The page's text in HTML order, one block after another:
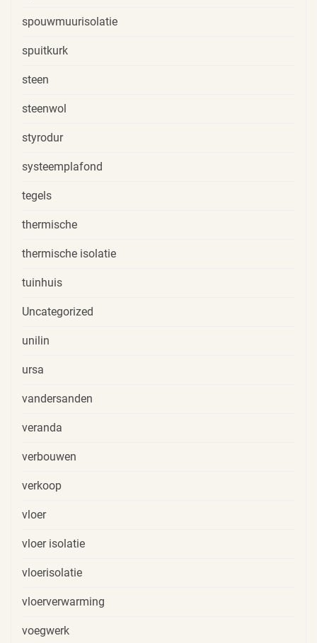
spouwmuurisolatie
spuitkurk
steen
steenwol
styrodur
systeemplafond
tegels
thermische
thermische isolatie
tuinhuis
Uncategorized
unilin
ursa
vandersanden
veranda
verbouwen
verkoop
vloer
vloer isolatie
vloerisolatie
vloerverwarming
voegwerk